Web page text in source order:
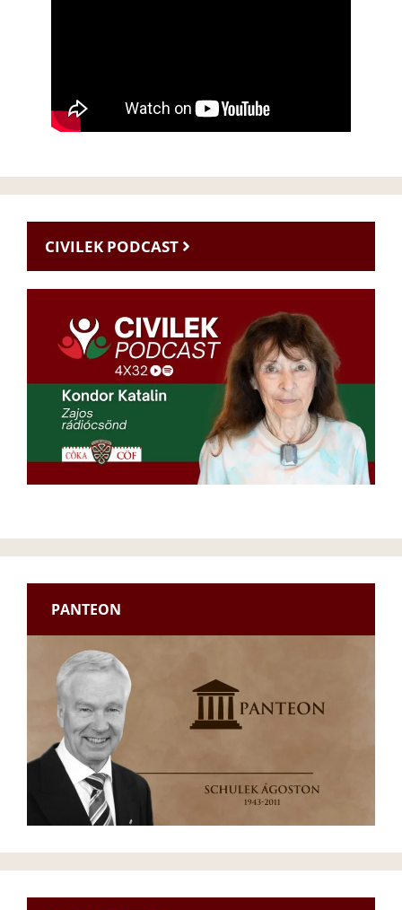
CIVILEK PODCAST
PANTEON